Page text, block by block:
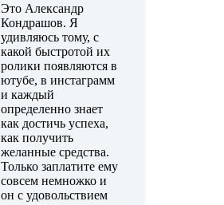
Это Александр
Кондрашов. Я
удивляюсь тому, с
какой быстротой их
ролики появляются в
ютубе, в инстаграмм
и каждый
определенно знает
как достичь успеха,
как получить
желанные средства.
Только заплатите ему
совсем немножко и
он с удовольствием